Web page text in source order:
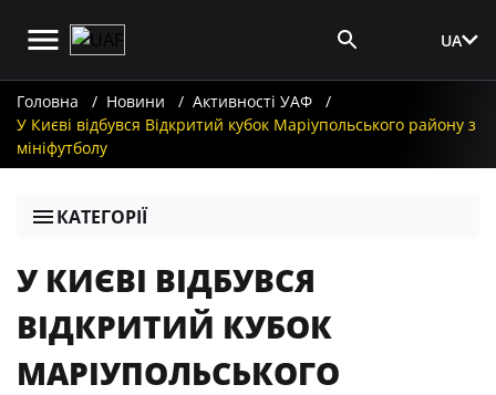
UA
Головна Новини
Активності УАФ
У Києві відбувся Відкритий кубок Маріупольського району з
мініфутболу
КАТЕГОРІЇ
У КИЄВІ ВІДБУВСЯ
ВІДКРИТИЙ КУБОК
МАРІУПОЛЬСЬКОГО